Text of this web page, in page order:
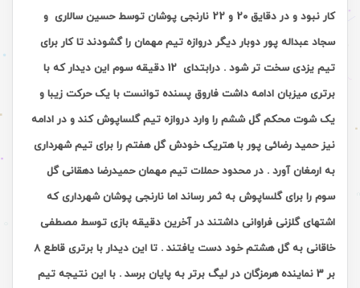
کار نبود و در دقایق 20 و 22 نارنجی پوشان توسط حسین سالاری و
سجاد عبداله پور دوبار دیگر دروازه تیم مهمان را گشودند تا کار برای
تیم یزدی سخت تر شود . درابتدای 12 دقیقه سوم این دیدار که با
برتری میزبان ادامه داشت فاروق پسنده توانست با یک حرکت زیبا و
یک شوت محکم گل ششم را وارد دروازه تیم گلساپوش کند و در ادامه
نیز حمید رضائی پور با هتریک خودش گل هفتم را برای تیم شهرداری
به ارمغان آورد . در محدود حملات تیم مهمان حمیدرضا دهقانی گل
سوم را برای گلساپوش به ثمر رساند اما نارنجی پوشان شهرداری که
اشتهای گلزنی فراوانی داشتند در آخرین دقیقه بازی توسط مصطفی
خاقانی به گل هشتم خود دست یافتند . تا این دیدار با برتری قاطع 8
بر 3 نماینده هرمزگان در لیگ برتر به پایان برسد . با این نتیجه تیم